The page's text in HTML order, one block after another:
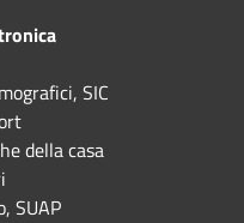
SIC
della casa
SUAP